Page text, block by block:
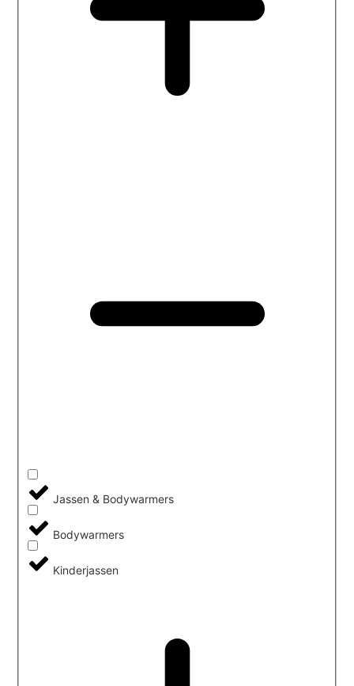
Jassen & Bodywarmers
Bodywarmers
Kinderjassen